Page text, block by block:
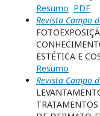
Resumo PDF
Revista Campo
ESTÉTICA E
Resumo
Revista Campo